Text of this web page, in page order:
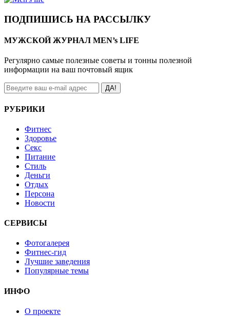
ПОДПИШИСЬ НА РАССЫЛКУ
МУЖСКОЙ ЖУРНАЛ MEN’s LIFE
Регулярно самые полезные советы и тонны полезной
информации на ваш почтовый ящик
ДА!
РУБРИКИ
Фитнес
Здоровье
Секс
Питание
Стиль
Деньги
Отдых
Персона
Новости
СЕРВИСЫ
Фотогалерея
Фитнес-гид
Лучшие заведения
Популярные темы
ИНФО
О проекте